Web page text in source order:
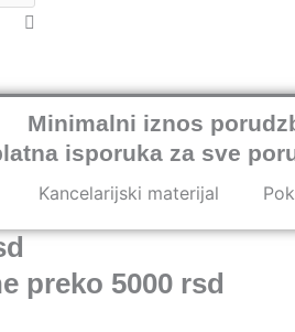
Minimalni iznos
isporuka za sve
Kancelarijski materijal
preko 5000 rsd